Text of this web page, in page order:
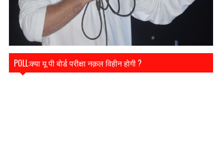
POLL:क्या यू पी बोर्ड परीक्षा नक़ल विहीन होगी ?